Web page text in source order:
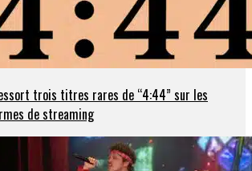
trois titres rares de “4:44” sur les
de streaming